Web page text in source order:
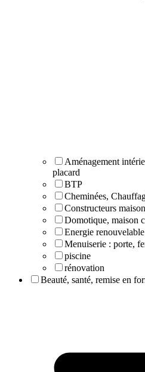
Aménagement
placard
BTP
Cheminées,
Constructeurs
Domotique, maison
Energie renouvelable
Menuiserie : porte,
piscine
rénovation
Beauté, santé, remise en